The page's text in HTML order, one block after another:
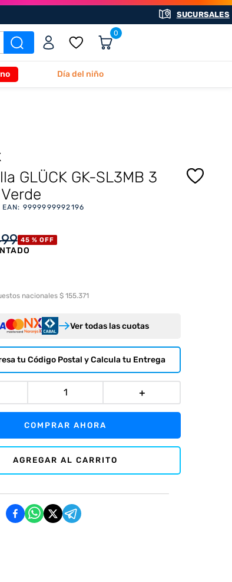
SUCURSALES
0
Día del niño
GLÜCK GK-SL3MB 3
EAN: 9999999992196
45 % OFF
nacionales $ 155.371
Ver todas las cuotas
tu Código Postal y Calcula tu Entrega
＋
COMPRAR AHORA
AGREGAR AL CARRITO